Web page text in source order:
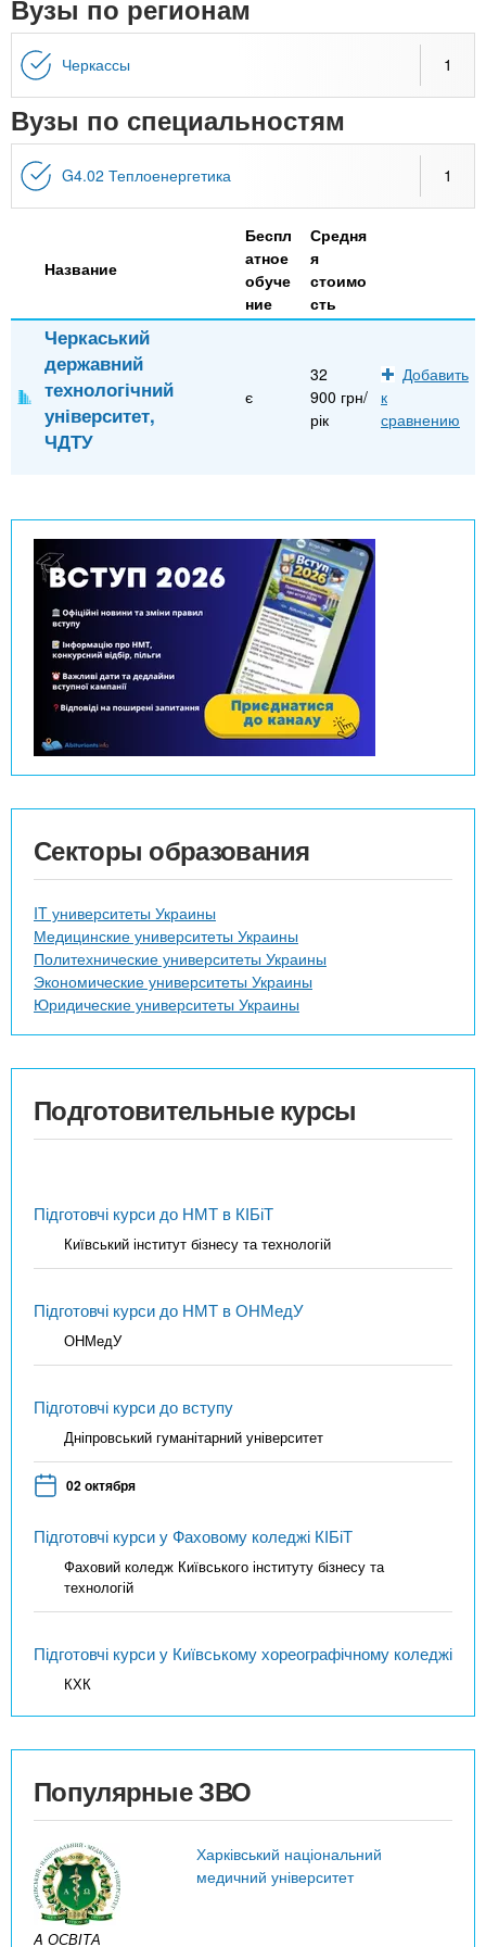
n
t
s
.
n
f
o
х
в
е
д
За рубежом
Вузы по регионам
Черкассы 1
Вузы по специальностям
G4.02 Теплоенергетика 1
Название
Беспл
атное
обуче
ние
Средня
я
стоимо
сть
Черкаський
державний
технологічний
університет,
ЧДТУ
є
32
900 грн/
рік
Добавить
к
сравнению
Секторы образования
IT университеты Украины
Медицинские университеты Украины
Политехнические университеты Украины
Экономические университеты Украины
Юридические университеты Украины
Подготовительные курсы
Підготовчі курси до НМТ в КІБіТ
Київський інститут бізнесу та технологій
Підготовчі курси до НМТ в ОНМедУ
ОНМедУ
Підготовчі курси до вступу
Дніпровський гуманітарний університет
02 октября
Підготовчі курси у Фаховому коледжі КІБіТ
Фаховий коледж Київського інституту бізнесу та
технологій
Підготовчі курси у Київському хореографічному коледжі
КХК
Популярные ЗВО
Харківський національний
медичний університет
A ОСВІТА